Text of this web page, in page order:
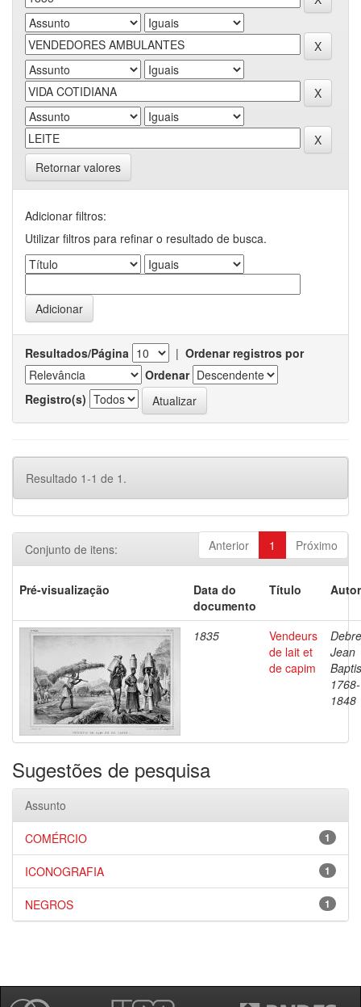
Retornar valores
Adicionar filtros:
Utilizar filtros para refinar o resultado de busca.
Resultados/Página | Ordenar registros por
Ordenar
Registro(s)
Resultado 1-1 de 1.
Anterior 1 Próximo
Conjunto de itens:
Pré-visualização
Data do
documento
Título
1835
Vendeurs
de lait et
de capim
Jean
1768-
1848
Sugestões de pesquisa
Assunto
1
COMÉRCIO
1
ICONOGRAFIA
1
NEGROS